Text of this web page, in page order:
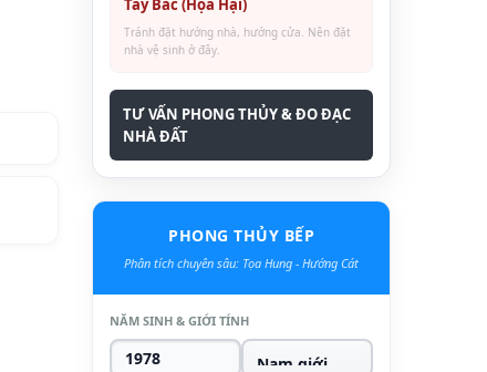
Tây Bắc (Họa Hại)
Tránh đặt hướng nhà, hướng cửa. Nên đặt
nhà vệ sinh ở đây.
TƯ VẤN PHONG THỦY & ĐO ĐẠC
NHÀ ĐẤT
PHONG THỦY BẾP
Phân tích chuyên sâu: Tọa Hung - Hướng Cát
NĂM SINH & GIỚI TÍNH